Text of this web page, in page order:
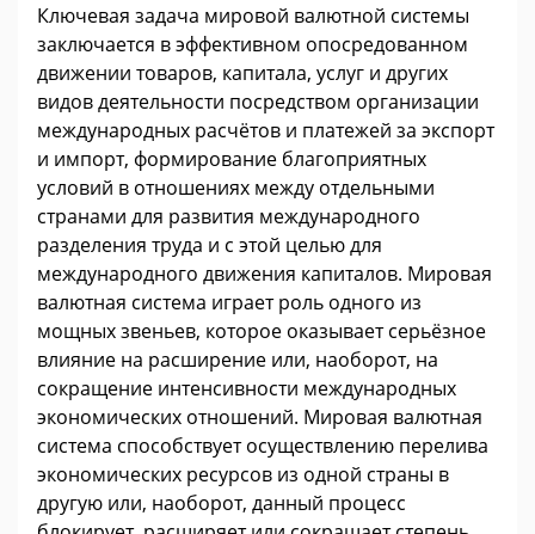
Ключевая задача мировой валютной системы
заключается в эффективном опосредованном
движении товаров, капитала, услуг и других
видов деятельности посредством организации
международных расчётов и платежей за экспорт
и импорт, формирование благоприятных
условий в отношениях между отдельными
странами для развития международного
разделения труда и с этой целью для
международного движения капиталов. Мировая
валютная система играет роль одного из
мощных звеньев, которое оказывает серьёзное
влияние на расширение или, наоборот, на
сокращение интенсивности международных
экономических отношений. Мировая валютная
система способствует осуществлению перелива
экономических ресурсов из одной страны в
другую или, наоборот, данный процесс